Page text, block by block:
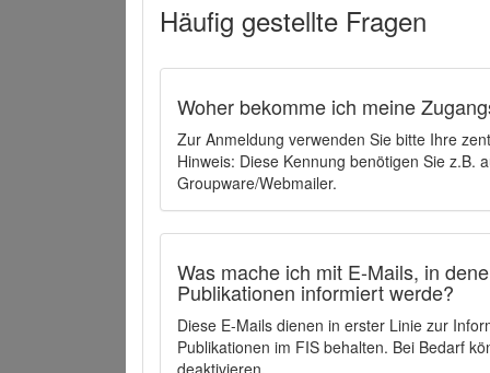
Häufig gestellte Fragen
Woher bekomme ich meine
Zur Anmeldung verwenden Sie bitte Ihre
Hinweis: Diese Kennung benötigen Sie z.B.
Groupware/Webmailer.
Was mache ich mit E-Mails, in
Publikationen informiert werde?
Diese E-Mails dienen in erster Linie zur
Publikationen im FIS behalten. Bei Bedarf
deaktivieren.